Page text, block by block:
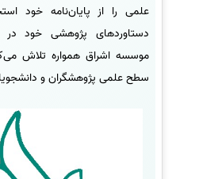
علمی را از پایان‌نامه خود
دستاوردهای پژوهشی خود در
موسسه اشراق همواره تلاش
سطح علمی پژوهشگران و